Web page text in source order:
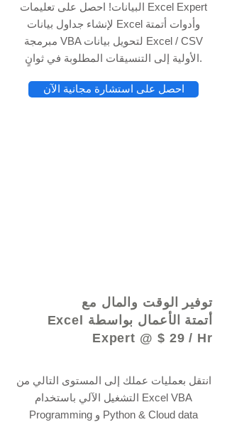
البيانات! احصل على تعليمات Excel Expert
لإنشاء جداول بيانات Excel وأدوات أتمتة
مبرمجة VBA لتحويل بيانات Excel / CSV
الأولية إلى التنسيقات المطلوبة في ثوانٍ.
احصل على استشارة مجانية الآن
توفير الوقت والمال مع
أتمتة الأعمال بواسطة Excel
Expert @ $ 29 / Hr
انتقل بعمليات عملك إلى المستوى التالي من
التشغيل الآلي باستخدام Excel VBA
Programming و Python & Cloud data